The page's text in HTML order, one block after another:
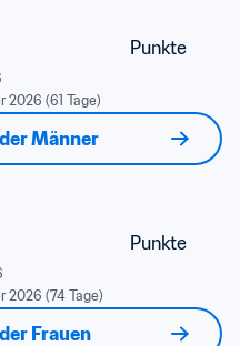
Punkte
2026 (61 Tage)
Männer
Punkte
2026 (74 Tage)
Frauen